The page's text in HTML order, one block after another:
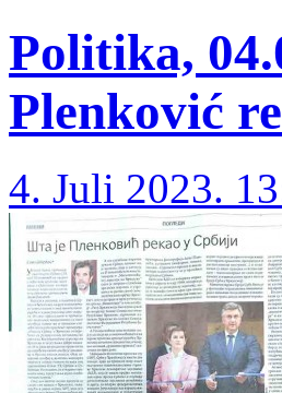
Politika,
Plenković
4. Juli 2023.